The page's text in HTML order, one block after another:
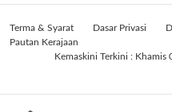
Terma & Syarat Dasar Privasi
Pautan Kerajaan
Kemaskini Terkini : Khamis